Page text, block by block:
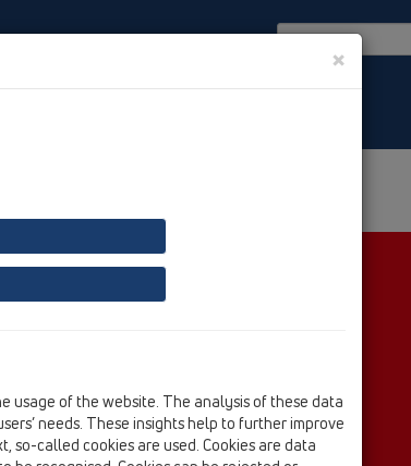
×
usage of the website. The analysis of these data
needs. These insights help to further improve
so-called cookies are used. Cookies are data